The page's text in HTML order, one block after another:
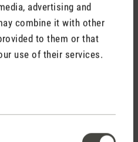
advertising and
combine it with other
to them or that
use of their services.
auf. Ich habe das
Anweisung in Betrieb
von der Anwendung
Das "Wasserfeuer" sieht
meine Frau begeistert!
einige Tage im
Wichtig ist